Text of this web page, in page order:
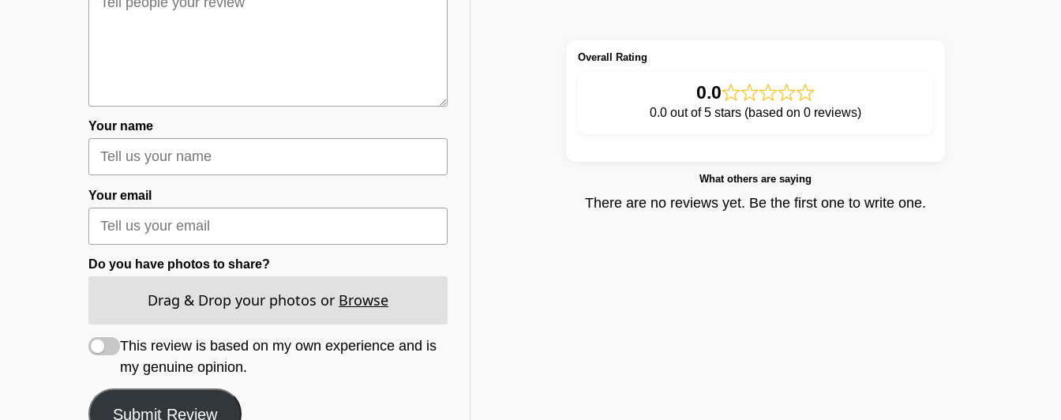
Your name
Your email
Do you have photos to share?
Drag & Drop your photos or Browse
This review is based on my own experience and is
my genuine opinion.
Submit Review
Overall Rating
0.0
0.0 out of 5 stars (based on 0 reviews)
What others are saying
There are no reviews yet. Be the first one to write one.